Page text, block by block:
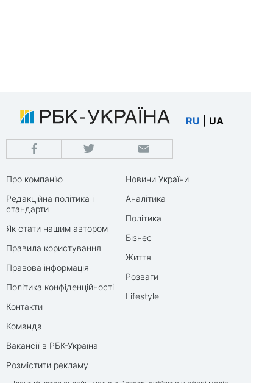
RU UA
Про компанію
Редакційна політика і
стандарти
Як стати нашим автором
Правила користування
Правова інформація
Політика конфіденційності
Контакти
Команда
Вакансії в РБК-Україна
Розмістити рекламу
Новини України
Аналітика
Політика
Бізнес
Життя
Розваги
Lifestyle